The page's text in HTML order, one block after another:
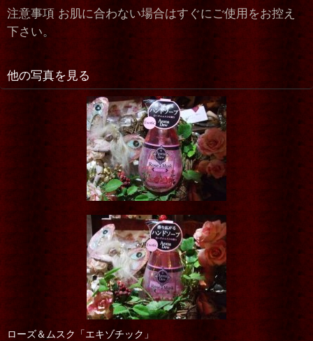
注意事項 お肌に合わない場合はすぐにご使用をお控え
下さい。
他の写真を見る
ローズ＆ムスク「エキゾチック」